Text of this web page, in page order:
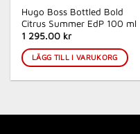
Hugo Boss Bottled Bold
Citrus Summer EdP 100 ml
1 295.00 kr
LÄGG TILL I VARUKORG